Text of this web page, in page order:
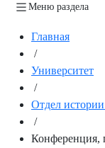
Меню раздела
Главная
/
Университет
/
Отдел
/
Конференция,